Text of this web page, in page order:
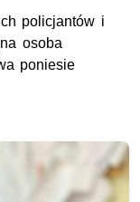
policjantów i
osoba
poniesie